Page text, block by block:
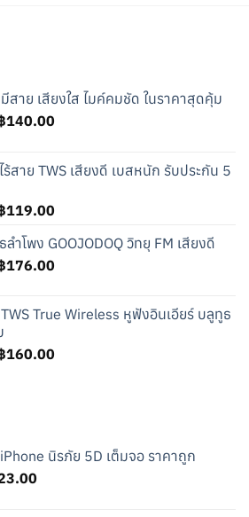
สาย เสียงใส ไมค์คมชัด ในราคาสุดคุ้ม
240.00.
140.00Current
฿140.00.
ร้สาย TWS เสียงดี เบสหนัก รับประกัน 5
219.00.
119.00Current
is:
฿119.00.
ำโพง GOOJODOQ วิทยุ FM เสียงดี
276.00.
176.00Current
฿176.00.
True Wireless หูฟังอินเอียร์ บลูทูธ
160.00Current
นิรภัย 5D เต็มจอ ราคาถูก
Current